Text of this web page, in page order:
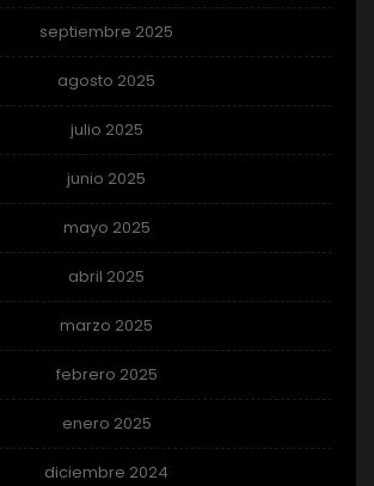
septiembre 2025
agosto 2025
julio 2025
junio 2025
mayo 2025
abril 2025
marzo 2025
febrero 2025
enero 2025
diciembre 2024